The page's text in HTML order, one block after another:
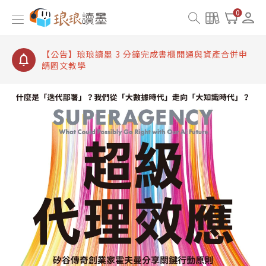
0
【公告】琅琅讀墨數位閱讀資產合併與書櫃開通申請
【公告】琅琅讀墨書櫃開通常見問題
【公告】琅琅讀墨 3 分鐘完成書櫃開通與資產合併申
請圖文教學
【公告】因 Readmoo 讀墨系統維護中，本站同步暫
停部分閱讀服務